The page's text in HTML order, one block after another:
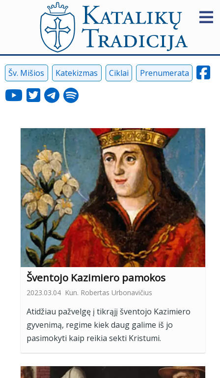
Šv. Mišios Katekizmas Ciklai Prenumerata
Šventojo Kazimiero pamokos
2023.03.04 Kun. Robertas Urbonavičius
Atidžiau pažvelgę į tikrąjį šventojo Kazimiero
gyvenimą, regime kiek daug galime iš jo
pasimokyti kaip reikia sekti Kristumi.